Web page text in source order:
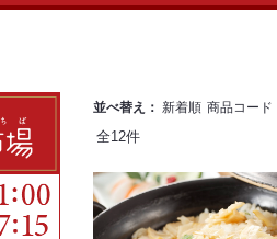
並べ替え： 新着順 商品コード
全12件